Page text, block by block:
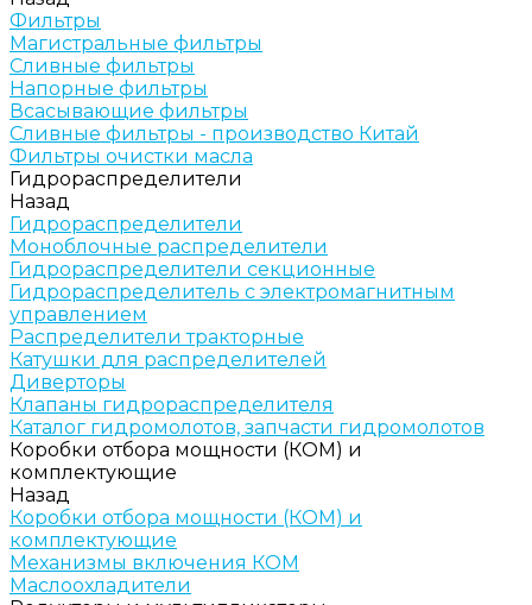
Фильтры
Магистральные фильтры
Сливные фильтры
Напорные фильтры
Всасывающие фильтры
Сливные фильтры - производство Китай
Фильтры очистки масла
Гидрораспределители
Назад
Гидрораспределители
Моноблочные распределители
Гидрораспределители секционные
Гидрораспределитель с электромагнитным
управлением
Распределители тракторные
Катушки для распределителей
Диверторы
Клапаны гидрораспределителя
Каталог гидромолотов, запчасти гидромолотов
Коробки отбора мощности (КОМ) и
комплектующие
Назад
Коробки отбора мощности (КОМ) и
комплектующие
Механизмы включения КОМ
Маслоохладители